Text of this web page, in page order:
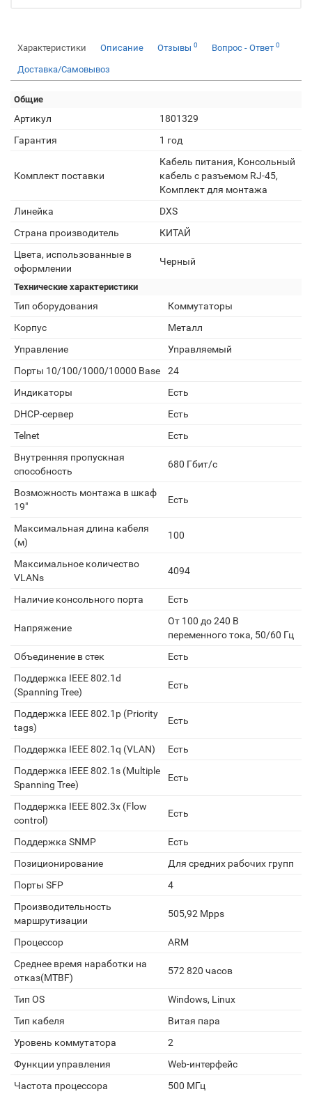
Характеристики Описание Отзывы 0 Вопрос - Ответ 0
Доставка/Самовывоз
Общие
Артикул
1801329
Гарантия
1 год
Комплект поставки
Кабель питания, Консольный
кабель с разъемом RJ-45,
Комплект для монтажа
Линейка
DXS
Страна производитель
КИТАЙ
Цвета, использованные в
оформлении
Черный
Технические характеристики
Тип оборудования
Коммутаторы
Корпус
Металл
Управление
Управляемый
Порты 10/100/1000/10000 Base
24
Индикаторы
Есть
DHCP-сервер
Есть
Telnet
Есть
Внутренняя пропускная
способность
680 Гбит/с
Возможность монтажа в шкаф
19"
Есть
Максимальная длина кабеля
(м)
100
Максимальное количество
VLANs
4094
Наличие консольного порта Есть
Напряжение
От 100 до 240 В
переменного тока, 50/60 Гц
Объединение в стек
Есть
Поддержка IEEE 802.1d
(Spanning Tree)
Есть
Поддержка IEEE 802.1p (Priority
tags)
Есть
Поддержка IEEE 802.1q (VLAN)
Есть
Поддержка IEEE 802.1s (Multiple
Spanning Tree)
Есть
Поддержка IEEE 802.3x (Flow
control)
Есть
Поддержка SNMP
Есть
Позиционирование
Для средних рабочих групп
Порты SFP
4
Производительность
маршрутизации
505,92 Mpps
Процессор
ARM
Среднее время наработки на
отказ(MTBF)
572 820 часов
Тип OS
Windows, Linux
Тип кабеля
Витая пара
Уровень коммутатора
2
Функции управления
Web-интерфейс
Частота процессора
500 МГц